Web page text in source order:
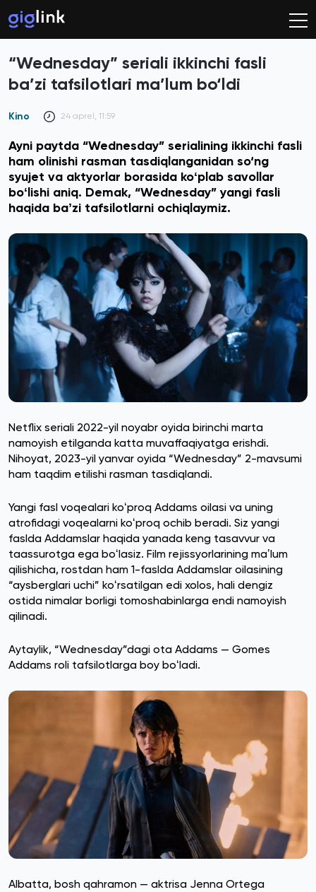
“Wednesday” seriali ikkinchi fasli
ba’zi tafsilotlari ma’lum bo‘ldi
Kino 24 aprel, 11:59
Ayni paytda “Wednesday” serialining ikkinchi fasli
ham olinishi rasman tasdiqlanganidan so‘ng
syujet va aktyorlar borasida koʻplab savollar
boʻlishi aniq. Demak, “Wednesday” yangi fasli
haqida baʼzi tafsilotlarni ochiqlaymiz.
Netflix seriali 2022-yil noyabr oyida birinchi marta
namoyish etilganda katta muvaffaqiyatga erishdi.
Nihoyat, 2023-yil yanvar oyida “Wednesday” 2-mavsumi
ham taqdim etilishi rasman tasdiqlandi.
Yangi fasl voqealari koʻproq Addams oilasi va uning
atrofidagi voqealarni koʻproq ochib beradi. Siz yangi
faslda Addamslar haqida yanada keng tasavvur va
taassurotga ega boʻlasiz. Film rejissyorlarining maʼlum
qilishicha, rostdan ham 1-faslda Addamslar oilasining
“aysberglari uchi” koʻrsatilgan edi xolos, hali dengiz
ostida nimalar borligi tomoshabinlarga endi namoyish
qilinadi.
Aytaylik, “Wednesday”dagi ota Addams — Gomes
Addams roli tafsilotlarga boy boʻladi.
Albatta, bosh qahramon — aktrisa Jenna Ortega